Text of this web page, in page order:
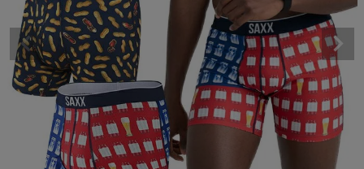
検索
商品が見つからない方はこちら
最近閲覧した商品